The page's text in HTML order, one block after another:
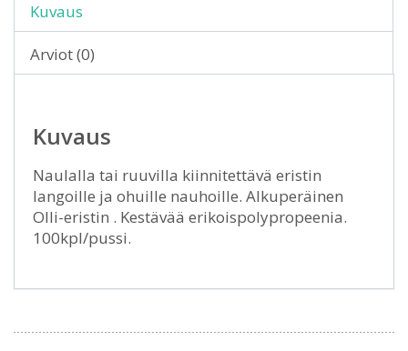
Kuvaus
Arviot (0)
Kuvaus
Naulalla tai ruuvilla kiinnitettävä eristin
langoille ja ohuille nauhoille. Alkuperäinen
Olli-eristin . Kestävää erikoispolypropeenia.
100kpl/pussi.